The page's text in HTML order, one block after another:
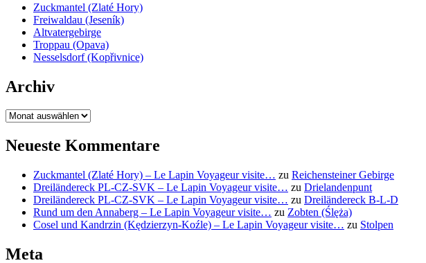
Zuckmantel (Zlaté Hory)
Freiwaldau (Jeseník)
Altvatergebirge
Troppau (Opava)
Nesselsdorf (Kopřivnice)
Archiv
Archiv
Neueste Kommentare
Zuckmantel (Zlaté Hory) – Le Lapin Voyageur visite… zu Reichensteiner Gebirge
Dreiländereck PL-CZ-SVK – Le Lapin Voyageur visite… zu Drielandenpunt
Dreiländereck PL-CZ-SVK – Le Lapin Voyageur visite… zu Dreiländereck B-L-D
Rund um den Annaberg – Le Lapin Voyageur visite… zu Zobten (Ślęża)
Cosel und Kandrzin (Kędzierzyn-Koźle) – Le Lapin Voyageur visite… zu Stolpen
Meta